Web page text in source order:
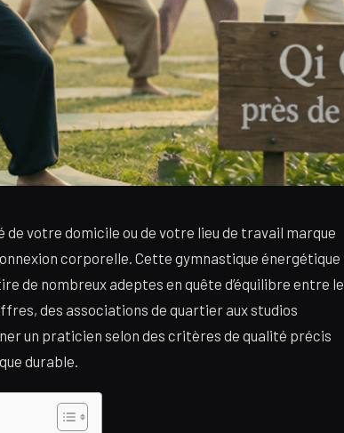
de votre domicile ou de votre lieu de travail marque
corporelle. Cette gymnastique énergétique
de nombreux adeptes en quête d’équilibre entre le
des associations de quartier aux studios
un praticien selon des critères de qualité précis
durable.